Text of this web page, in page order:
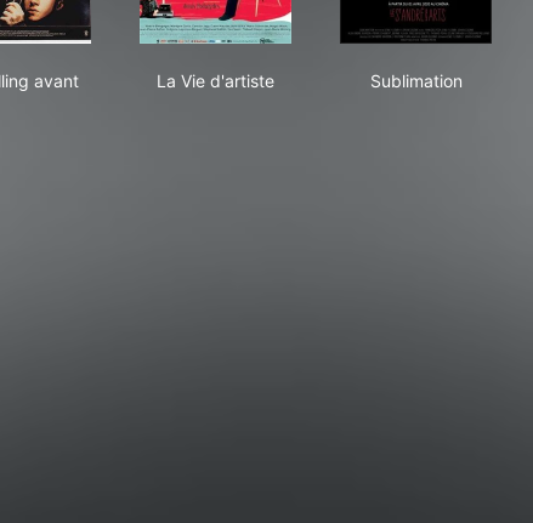
avant
La Vie d'artiste
Sublimation